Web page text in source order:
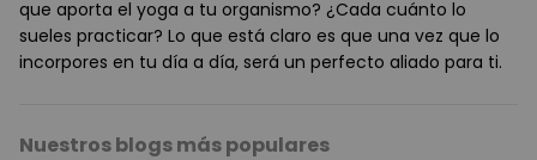
que aporta el yoga a tu organismo? ¿Cada cuánto lo
sueles practicar? Lo que está claro es que una vez que lo
incorpores en tu día a día, será un perfecto aliado para ti.
Nuestros blogs más populares